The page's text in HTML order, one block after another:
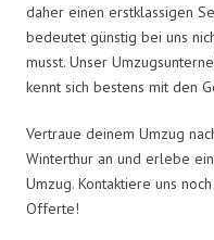
daher einen erstklassigen
bedeutet günstig bei uns
musst. Unser
kennt sich bestens mit den
Vertraue deinem Umzug
Winterthur an und erlebe
Umzug. Kontaktiere uns
Offerte!